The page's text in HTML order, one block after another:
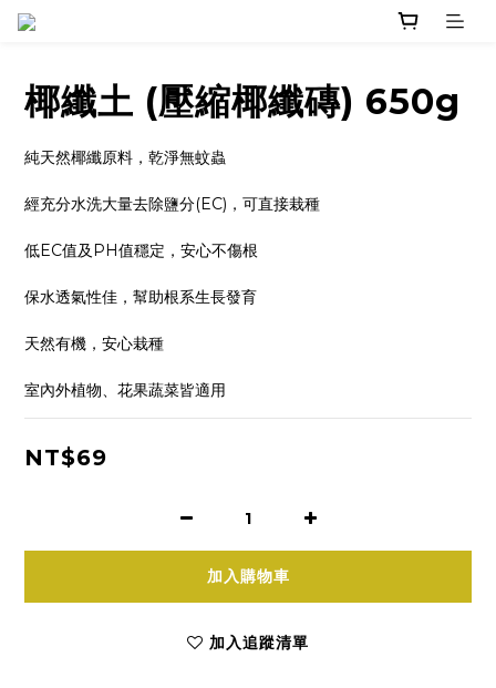
椰纖土 (壓縮椰纖磚) 650g
純天然椰纖原料，乾淨無蚊蟲
經充分水洗大量去除鹽分(EC)，可直接栽種
低EC值及PH值穩定，安心不傷根
保水透氣性佳，幫助根系生長發育
天然有機，安心栽種
室內外植物、花果蔬菜皆適用
NT$69
加入購物車
加入追蹤清單